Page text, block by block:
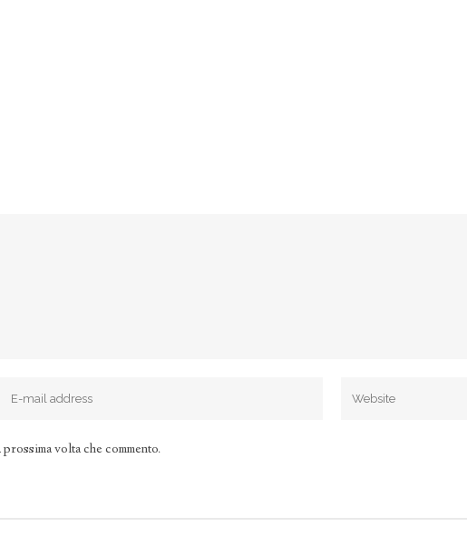
volta che commento.